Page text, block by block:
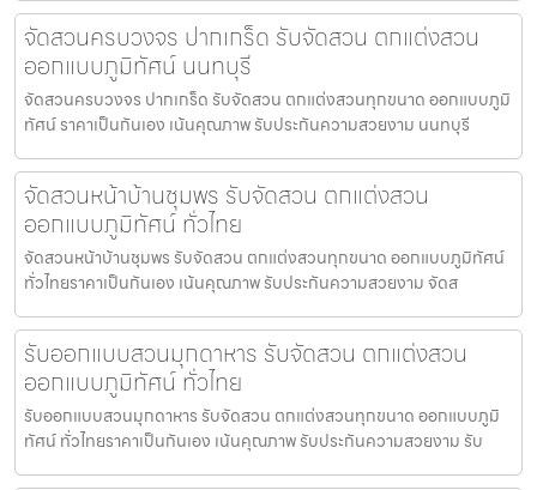
จัดสวนครบวงจร ปากเกร็ด รับจัดสวน ตกแต่งสวน
ออกแบบภูมิทัศน์ นนทบุรี
จัดสวนครบวงจร ปากเกร็ด รับจัดสวน ตกแต่งสวนทุกขนาด ออกแบบภูมิ
ทัศน์ ราคาเป็นกันเอง เน้นคุณภาพ รับประกันความสวยงาม นนทบุรี
จัดสวนหน้าบ้านชุมพร รับจัดสวน ตกแต่งสวน
ออกแบบภูมิทัศน์ ทั่วไทย
จัดสวนหน้าบ้านชุมพร รับจัดสวน ตกแต่งสวนทุกขนาด ออกแบบภูมิทัศน์
ทั่วไทยราคาเป็นกันเอง เน้นคุณภาพ รับประกันความสวยงาม จัดส
รับออกแบบสวนมุกดาหาร รับจัดสวน ตกแต่งสวน
ออกแบบภูมิทัศน์ ทั่วไทย
รับออกแบบสวนมุกดาหาร รับจัดสวน ตกแต่งสวนทุกขนาด ออกแบบภูมิ
ทัศน์ ทั่วไทยราคาเป็นกันเอง เน้นคุณภาพ รับประกันความสวยงาม รับ